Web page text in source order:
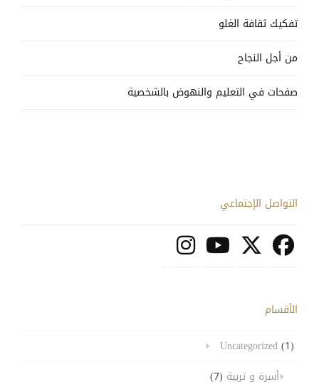
تفكيك ثقافة الغلو
من أجل النجاح
صفحات في التعليم والنهوض بالشخصية
التواصل الإجتماعي
الأقسام
Uncategorized(1)
أسرة و تربية (7)